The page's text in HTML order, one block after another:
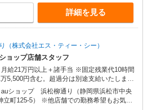
験5年 年収480万円（月給31万円×12ヶ月
手当）/30歳店長職 経験5年
場所
詳細を見る
株式会社エス・ティー・シー）
ョップ店舗スタッフ
月給21万円以上＋諸手当 ※固定残業代10時間
5,500円含む。超過分は別途支給いたしま
ヶ
諸手当）/25歳 経験3年 年収440万円（月給
円×12ヶ月＋諸手当）/29歳店頭フロア責任
auショップ 浜松柳通り（静岡県浜松市中央
立町125-5） ※他店舗での勤務希望もお気軽